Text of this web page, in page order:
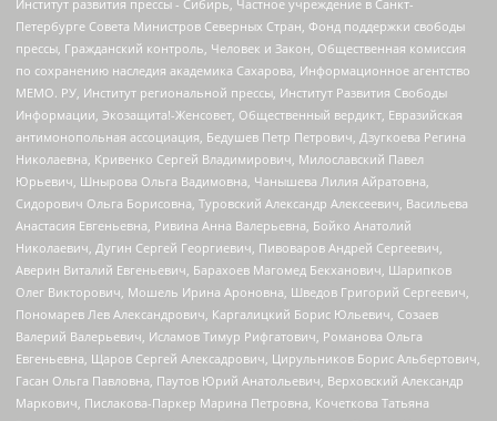
Институт развития прессы - Сибирь, Частное учреждение в Санкт-
Петербурге Совета Министров Северных Стран, Фонд поддержки свободы
прессы, Гражданский контроль, Человек и Закон, Общественная комиссия
по сохранению наследия академика Сахарова, Информационное агентство
МЕМО. РУ, Институт региональной прессы, Институт Развития Свободы
Информации, Экозащита!-Женсовет, Общественный вердикт, Евразийская
антимонопольная ассоциация, Бедушев Петр Петрович, Дзугкоева Регина
Николаевна, Кривенко Сергей Владимирович, Милославский Павел
Юрьевич, Шнырова Ольга Вадимовна, Чанышева Лилия Айратовна,
Сидорович Ольга Борисовна, Туровский Александр Алексеевич, Васильева
Анастасия Евгеньевна, Ривина Анна Валерьевна, Бойко Анатолий
Николаевич, Дугин Сергей Георгиевич, Пивоваров Андрей Сергеевич,
Аверин Виталий Евгеньевич, Барахоев Магомед Бекханович, Шарипков
Олег Викторович, Мошель Ирина Ароновна, Шведов Григорий Сергеевич,
Пономарев Лев Александрович, Каргалицкий Борис Юльевич, Созаев
Валерий Валерьевич, Исламов Тимур Рифгатович, Романова Ольга
Евгеньевна, Щаров Сергей Алексадрович, Цирульников Борис Альбертович,
Гасан Ольга Павловна, Паутов Юрий Анатольевич, Верховский Александр
Маркович, Пислакова-Паркер Марина Петровна, Кочеткова Татьяна